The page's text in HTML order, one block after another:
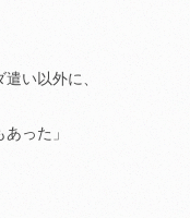
い以外に、
った」